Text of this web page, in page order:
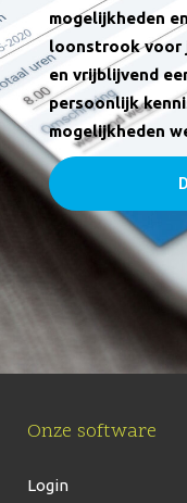
mogelijkheden
loonstrook voor
en vrijblijvend
persoonlijk
mogelijkheden
Onze software
Login